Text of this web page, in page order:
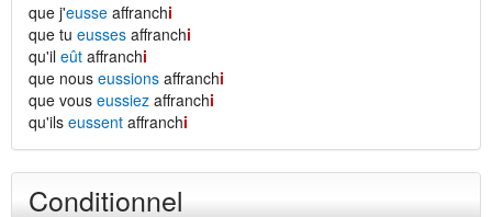
que j'eusse affranchi
que tu eusses affranchi
qu'il eût affranchi
que nous eussions affranchi
que vous eussiez affranchi
qu'ils eussent affranchi
Conditionnel